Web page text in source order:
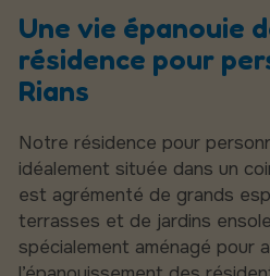
Une vie épanouie
résidence pour
Rians
Notre résidence pour
idéalement située dans un
est agrémenté de grands
terrasses et de jardins
spécialement aménagé pour